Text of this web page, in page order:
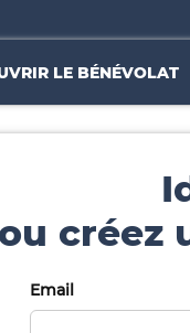
LE BÉNÉVOLAT
ou créez
Email